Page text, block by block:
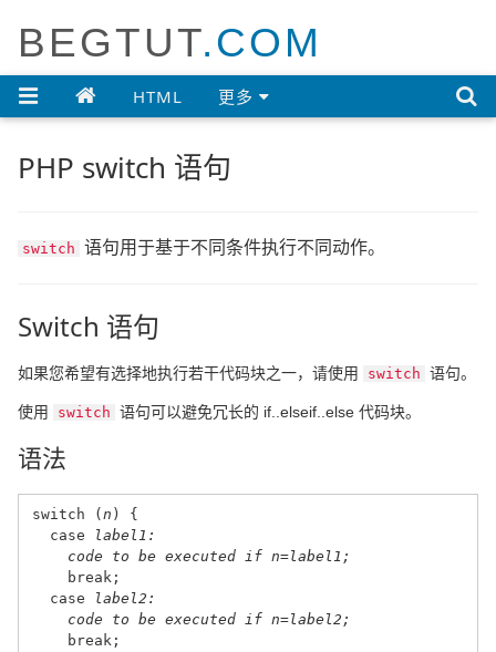
BEGTUT.COM
HTML 更多 
PHP switch 语句
switch 语句用于基于不同条件执行不同动作。
Switch 语句
如果您希望有选择地执行若干代码块之一，请使用 switch 语句。
使用 switch 语句可以避免冗长的 if..elseif..else 代码块。
语法
switch ( n ) {
case
label1:
code to be executed if n=label1;
break;
case
label2:
code to be executed if n=label2;
break;